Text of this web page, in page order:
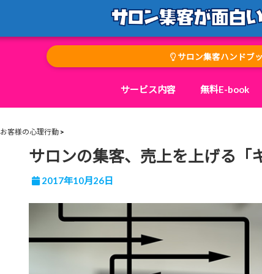
サロン集客ハンドブ
サービス内容 無料E-book
お客様の心理行動
サロンの集客、売上を上げる「
2017年10月26日